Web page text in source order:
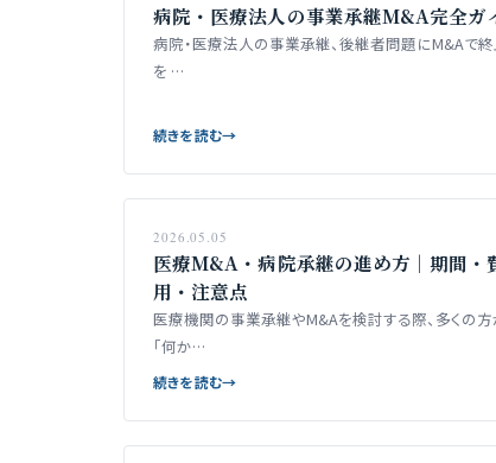
病院・医療法人の事業承継M&A完全ガ
病院・医療法人の事業承継、後継者問題にM&Aで
を …
続きを読む→
2026.05.05
医療M&A・病院承継の進め方｜期間・
用・注意点
医療機関の事業承継やM&Aを検討する際、多くの方
「何か…
続きを読む→